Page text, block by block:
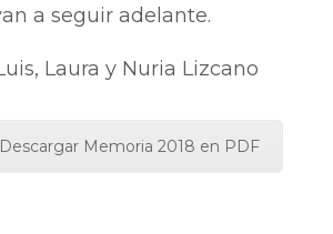
a seguir adelante.
Laura y Nuria Lizcano
Descargar Memoria 2018 en PDF